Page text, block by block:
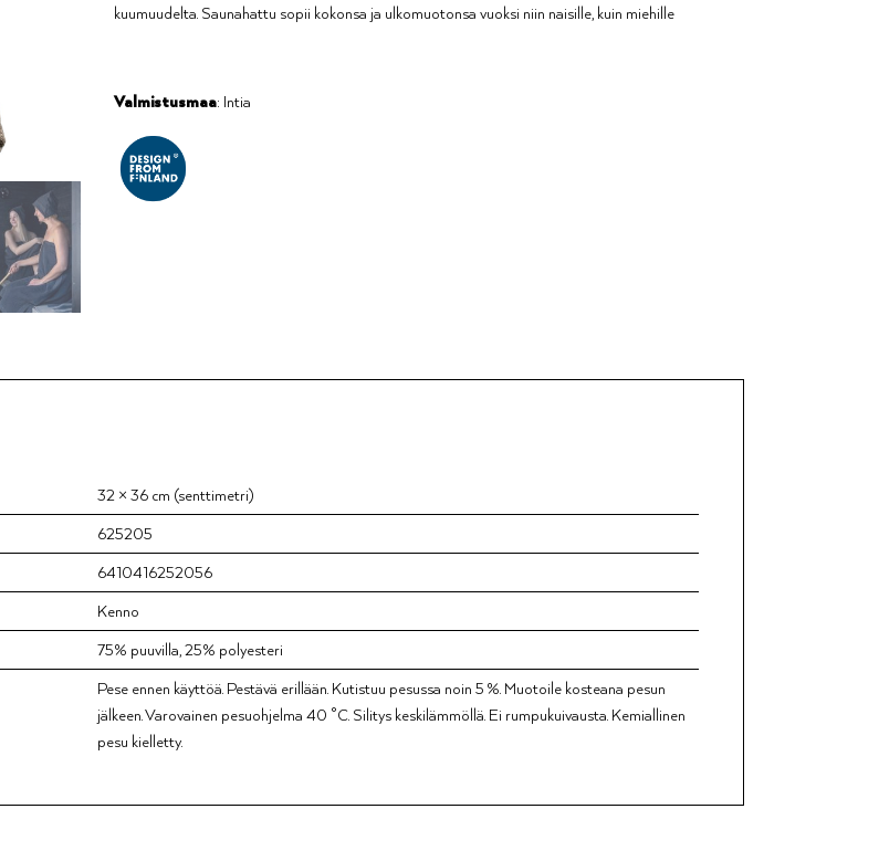
kuumuudelta. Saunahattu sopii kokonsa ja ulkomuotonsa vuoksi niin naisille, kuin miehille
Valmistusmaa: Intia
32 × 36 cm (senttimetri)
625205
6410416252056
Kenno
75% puuvilla, 25% polyesteri
Pese ennen käyttöä. Pestävä erillään. Kutistuu pesussa noin 5 %. Muotoile kosteana pesun
jälkeen. Varovainen pesuohjelma 40 °C. Silitys keskilämmöllä. Ei rumpukuivausta. Kemiallinen
pesu kielletty.